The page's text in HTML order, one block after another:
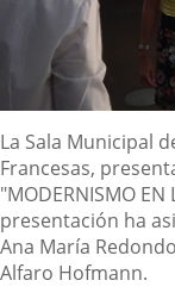
Descripción
La Sala Municipal
Francesas,
"MODERNISMO EN
presentación ha
Ana María
Alfaro Hofmann.